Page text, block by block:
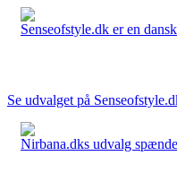
Senseofstyle.dk er en
Se udvalget på
Nirbana.dks udvalg